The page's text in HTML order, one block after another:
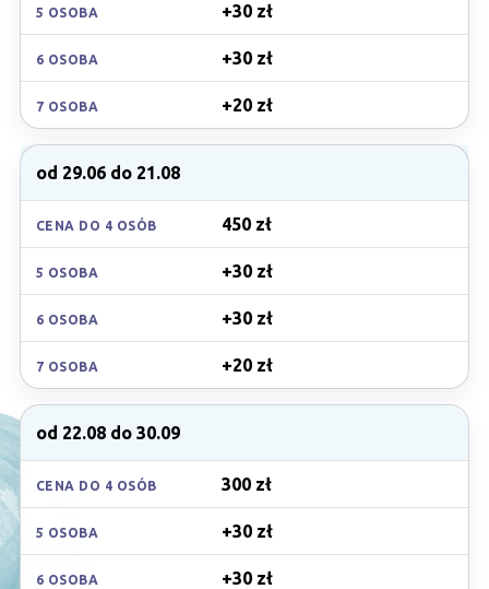
5 OSOBA +30 zł
6 OSOBA +30 zł
7 OSOBA +20 zł
od 29.06 do 21.08
CENA DO 4 OSÓB 450 zł
5 OSOBA +30 zł
6 OSOBA +30 zł
7 OSOBA +20 zł
od 22.08 do 30.09
CENA DO 4 OSÓB 300 zł
5 OSOBA +30 zł
6 OSOBA +30 zł